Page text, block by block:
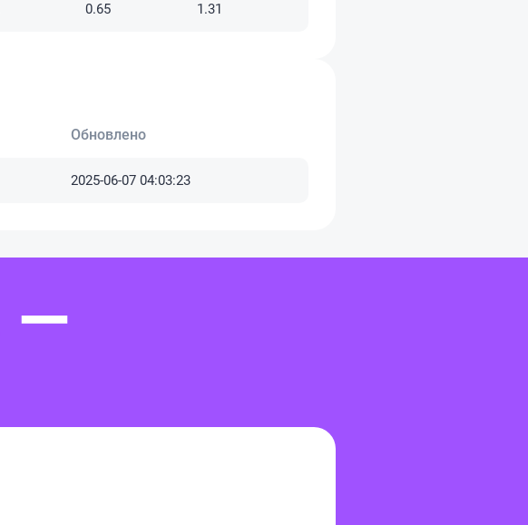
0.65 1.31
Обновлено
2025-06-07 04:03:23